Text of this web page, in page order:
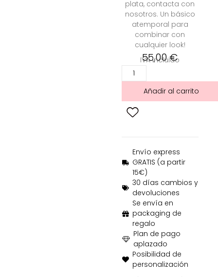
plata, contacta con
nosotros. Un básico
atemporal para
combinar con
cualquier look!
55,00€
IVA incluido
Añadir al carrito
Envío express
GRATIS (a partir
15€)
30 días cambios y
devoluciones
Se envía en
packaging de
regalo
Plan de pago
aplazado
Posibilidad de
personalización